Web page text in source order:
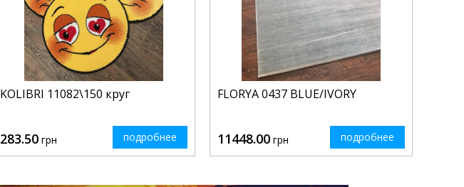
KOLIBRI 11082\150 круг
283.50 грн подробнее
FLORYA 0437 BLUE/IVORY
11448.00 грн подробнее